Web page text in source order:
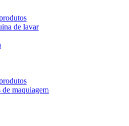
de lavar
de maquiagem